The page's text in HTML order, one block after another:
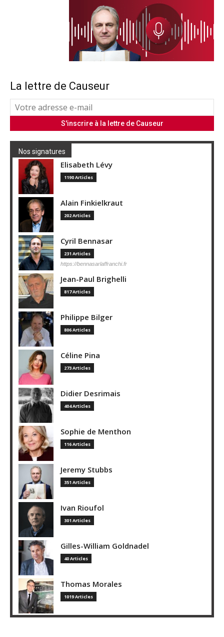
La lettre de Causeur
Nos signatures
Elisabeth Lévy
1190 Articles
Alain Finkielkraut
202 Articles
Cyril Bennasar
231 Articles
https://bennasarlaffranchi.fr
Jean-Paul Brighelli
817 Articles
Philippe Bilger
806 Articles
Céline Pina
273 Articles
Didier Desrimais
404 Articles
Sophie de Menthon
116 Articles
Jeremy Stubbs
351 Articles
Ivan Rioufol
301 Articles
Gilles-William Goldnadel
40 Articles
Thomas Morales
1019 Articles